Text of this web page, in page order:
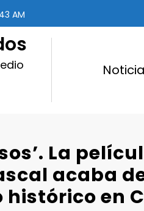
AM
La
acaba
en